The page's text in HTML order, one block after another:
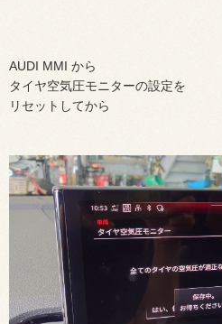
AUDI MMI から
タイヤ空気圧モニターの設定を
リセットしてから